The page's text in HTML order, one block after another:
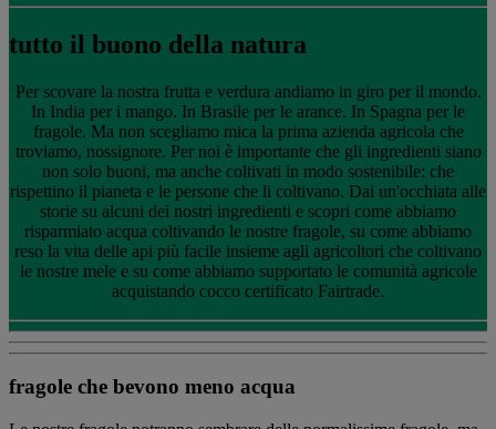
tutto il buono della natura
Per scovare la nostra frutta e verdura andiamo in giro per il mondo.
In India per i mango. In Brasile per le arance. In Spagna per le
fragole. Ma non scegliamo mica la prima azienda agricola che
troviamo, nossignore. Per noi è importante che gli ingredienti siano
non solo buoni, ma anche coltivati in modo sostenibile: che
rispettino il pianeta e le persone che li coltivano. Dai un'occhiata alle
storie su alcuni dei nostri ingredienti e scopri come abbiamo
risparmiato acqua coltivando le nostre fragole, su come abbiamo
reso la vita delle api più facile insieme agli agricoltori che coltivano
le nostre mele e su come abbiamo supportato le comunità agricole
acquistando cocco certificato Fairtrade.
fragole che bevono meno acqua